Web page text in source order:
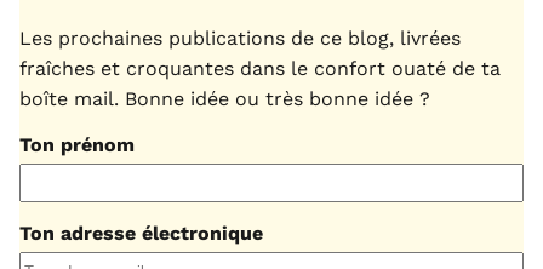
Les prochaines publications de ce blog, livrées
fraîches et croquantes dans le confort ouaté de ta
boîte mail. Bonne idée ou très bonne idée ?
Ton prénom
Ton adresse électronique